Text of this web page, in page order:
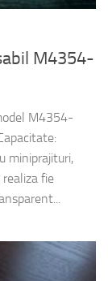
M4354-
M4354-
miniprajituri,
realiza fie